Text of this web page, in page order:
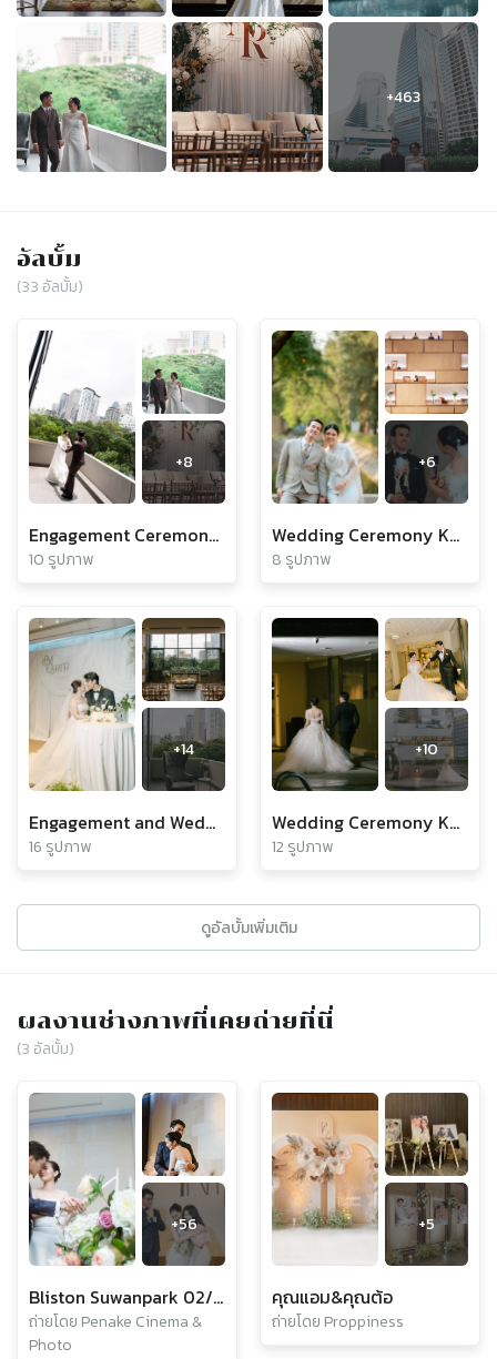
อัลบั้ม
(33 อัลบั้ม)
+8
Engagement Ceremony Khun Pam & Khun Rujs
10 รูปภาพ
+6
Wedding Ceremony Khun Jarupa & Khun Yakup
8 รูปภาพ
+14
Engagement and Wedding ceremony Khun EM & Earth
16 รูปภาพ
+10
Wedding Ceremony Khun Supara & Supawat
12 รูปภาพ
ดูอัลบั้มเพิ่มเติม
ผลงานช่างภาพที่เคยถ่ายที่นี่
(3 อัลบั้ม)
+56
Bliston Suwanpark 02/2024
ถ่ายโดย Penake Cinema &
Photo
+5
คุณแอม&คุณต้อ
ถ่ายโดย Proppiness